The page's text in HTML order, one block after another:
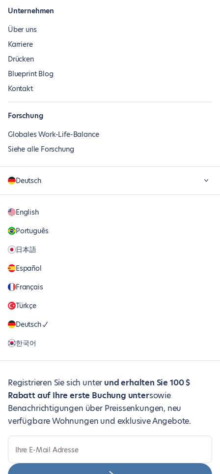
Unternehmen
Über uns
Karriere
Drücken
Blueprint Blog
Kontakt
Forschung
Globales Work-Life-Balance
Siehe alle Forschung
Deutsch
English
Português
日本語
Español
Français
Türkçe
Deutsch
한국어
Registrieren Sie sich unter und erhalten Sie 100 $
Rabatt auf Ihre erste Buchung untersowie
Benachrichtigungen über Preissenkungen, neu
verfügbare Wohnungen und exklusive Angebote.
Ihre E-Mail Adresse